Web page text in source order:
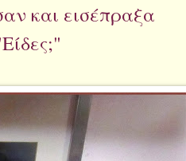
και εισέπραξα